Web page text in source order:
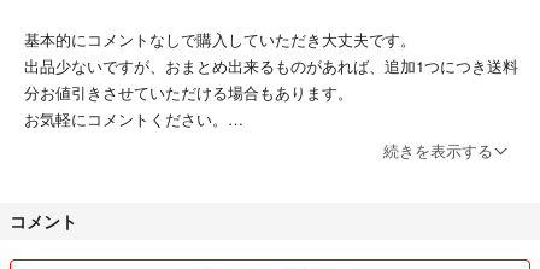
基本的にコメントなしで購入していただき大丈夫です。
出品少ないですが、おまとめ出来るものがあれば、追加1つにつき送料
分お値引きさせていただける場合もあります。
お気軽にコメントください。
続きを表示する
コメント